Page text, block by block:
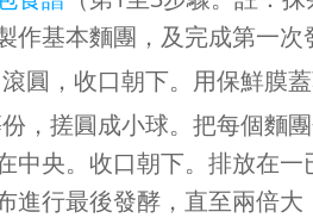
作基本麵團，及完成第一次
圓，收口朝下。用保鮮膜蓋
，搓圓成小球。把每個麵
中央。收口朝下。排放在一
進行最後發酵，直至兩倍大